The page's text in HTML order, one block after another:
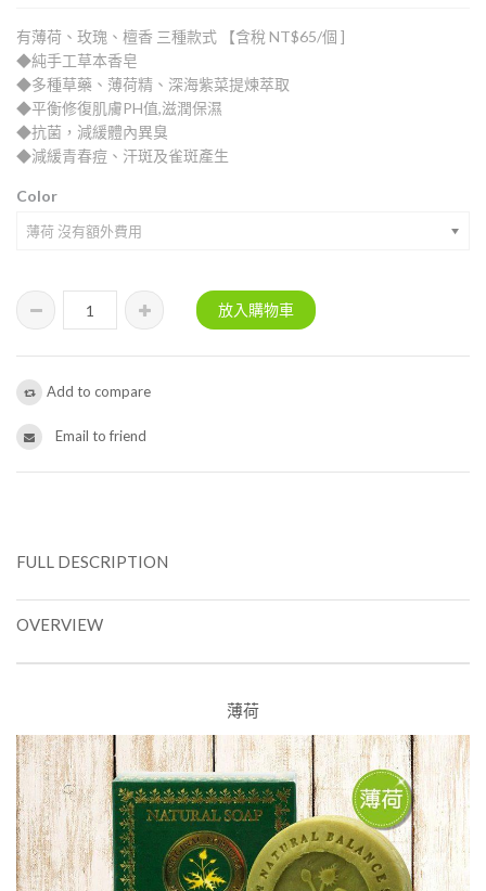
有薄荷、玫瑰、檀香 三種款式 【含稅 NT$65/個 ]
◆純手工草本香皂
◆多種草藥、薄荷精、深海紫菜提煉萃取
◆平衡修復肌膚PH值,滋潤保濕
◆抗菌，減緩體內異臭
◆減緩青春痘、汗斑及雀斑產生
Color
薄荷 沒有額外費用
Add to compare
Email to friend
FULL DESCRIPTION
OVERVIEW
薄荷